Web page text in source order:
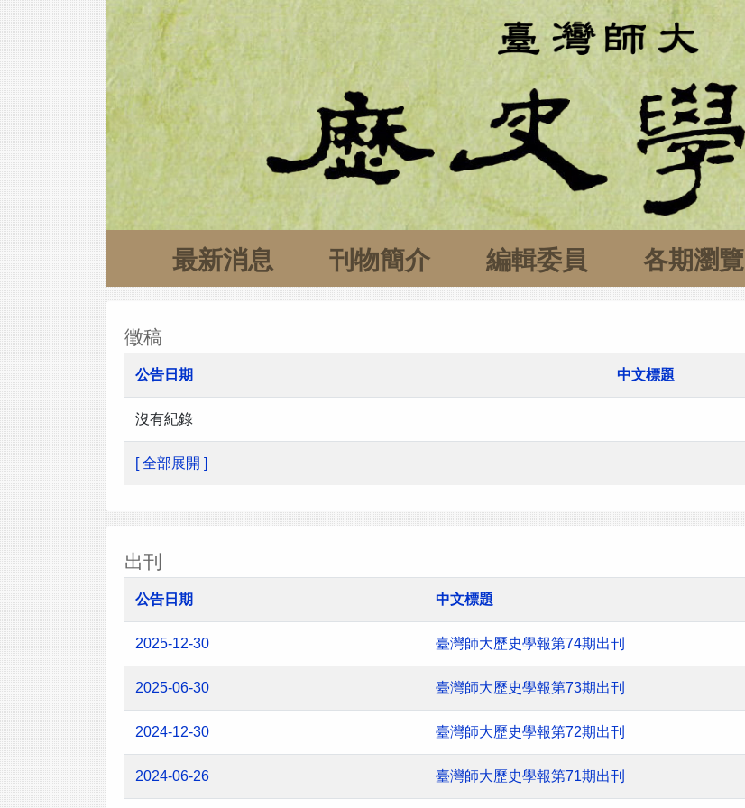
最新消息 刊物簡介 編輯委員 各期瀏覽
徵稿
公告日期 中文標題
沒有紀錄
[ 全部展開 ]
出刊
公告日期 中文標題
2025-12-30 臺灣師大歷史學報第74期出刊
2025-06-30 臺灣師大歷史學報第73期出刊
2024-12-30 臺灣師大歷史學報第72期出刊
2024-06-26 臺灣師大歷史學報第71期出刊